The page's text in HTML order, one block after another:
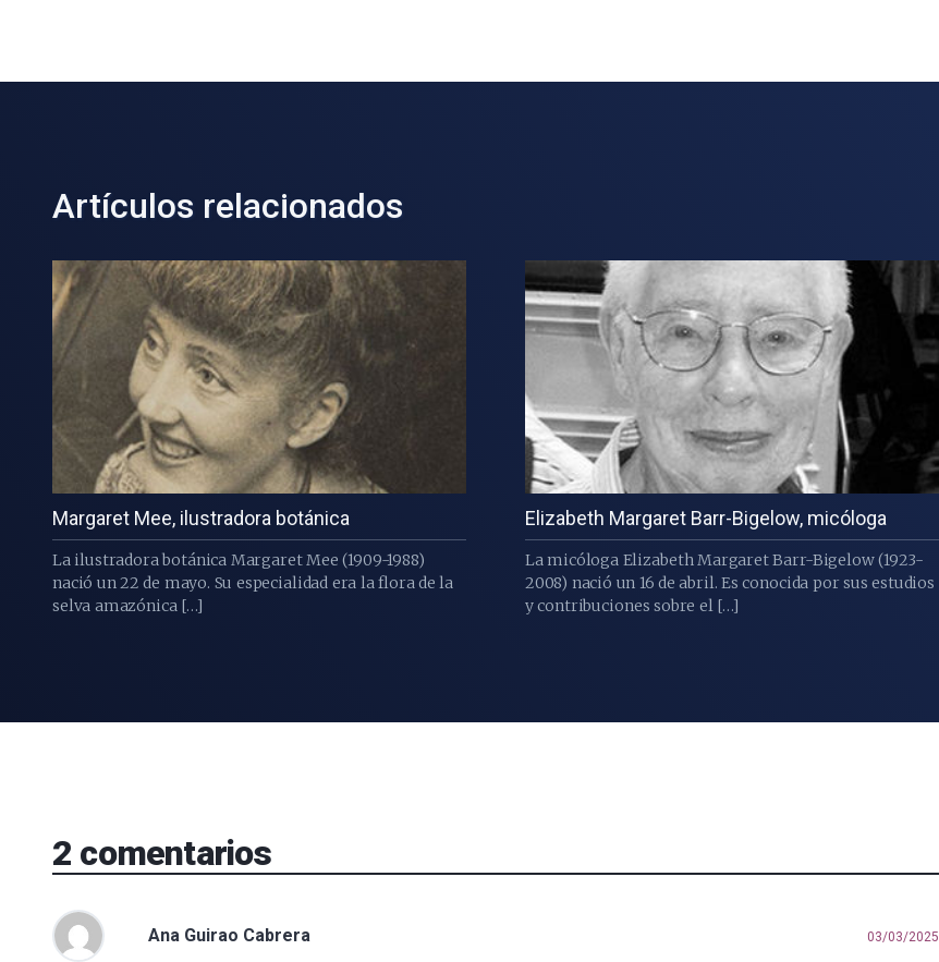
Artículos relacionados
Margaret Mee, ilustradora botánica
La ilustradora botánica Margaret Mee (1909-1988)
nació un 22 de mayo. Su especialidad era la flora de la
selva amazónica […]
Elizabeth Margaret Barr-Bigelow, micóloga
La micóloga Elizabeth Margaret Barr-Bigelow (1923-
2008) nació un 16 de abril. Es conocida por sus estudios
y contribuciones sobre el […]
2 comentarios
Ana Guirao Cabrera 03/03/2025